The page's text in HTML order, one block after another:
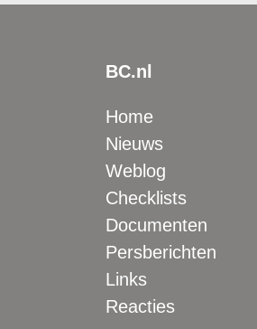
BC.nl
Home
Nieuws
Weblog
Checklists
Documenten
Persberichten
Links
Reacties